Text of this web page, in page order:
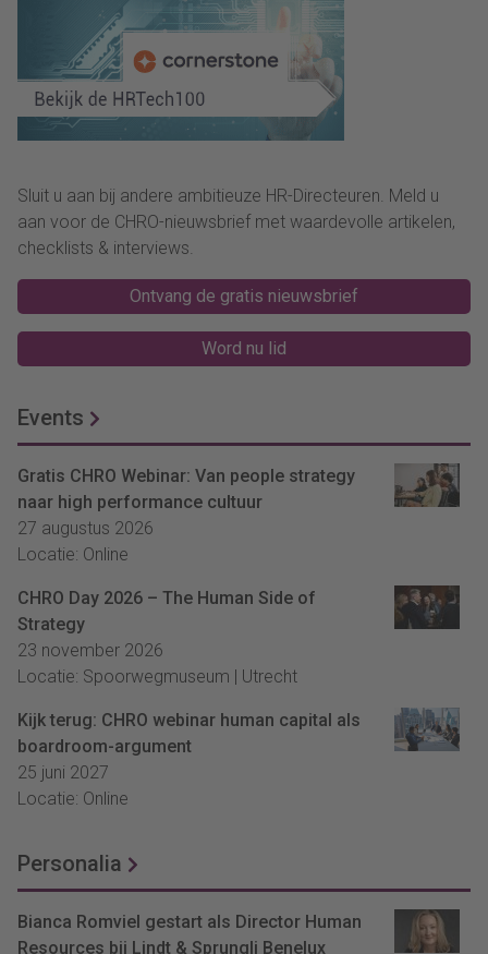
Sluit u aan bij andere ambitieuze HR-Directeuren. Meld u
aan voor de CHRO-nieuwsbrief met waardevolle artikelen,
checklists & interviews.
Ontvang de gratis nieuwsbrief
Word nu lid
Events
Gratis CHRO Webinar: Van people strategy
naar high performance cultuur
27 augustus 2026
Locatie: Online
CHRO Day 2026 – The Human Side of
Strategy
23 november 2026
Locatie: Spoorwegmuseum | Utrecht
Kijk terug: CHRO webinar human capital als
boardroom-argument
25 juni 2027
Locatie: Online
Personalia
Bianca Romviel gestart als Director Human
Resources bij Lindt & Sprungli Benelux